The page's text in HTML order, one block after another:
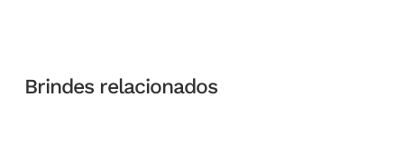
Brindes relacionados